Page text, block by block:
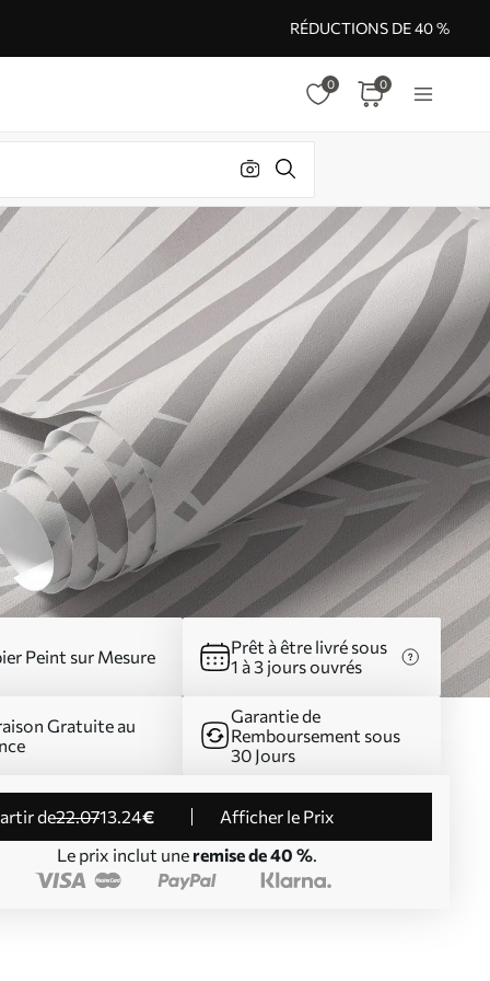
RÉDUCTIONS DE 40 %
0 0
Peint sur Mesure
Prêt à être livré sous
1 à 3 jours ouvrés
Gratuite au
Garantie de
Remboursement sous
30 Jours
de22.0713.24€
Afficher le Prix
Le prix inclut une remise de 40 %.